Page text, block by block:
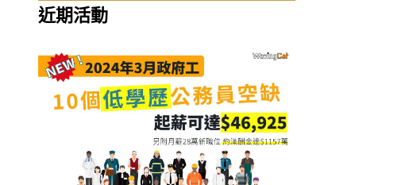
近期活動